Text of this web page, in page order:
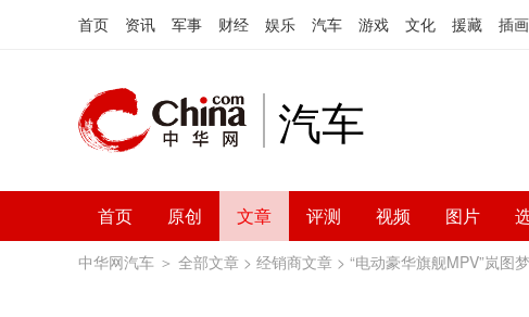
首页 资讯 军事 财经 娱乐 汽车 游戏 文化 援藏 插画
汽车
首页 原创 文章 评测 视频 图片
中华网汽车 ＞ 全部文章 > 经销商文章 > “电动豪华旗舰MPV”岚图